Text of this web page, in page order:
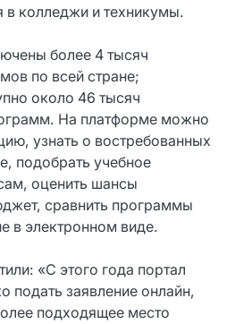
в колледжи и техникумы.
более 4 тысяч
по всей стране;
около 46 тысяч
На платформе можно
узнать о востребованных
подобрать учебное
оценить шансы
сравнить программы
в электронном виде.
«С этого года портал
подать заявление онлайн,
подходящее место